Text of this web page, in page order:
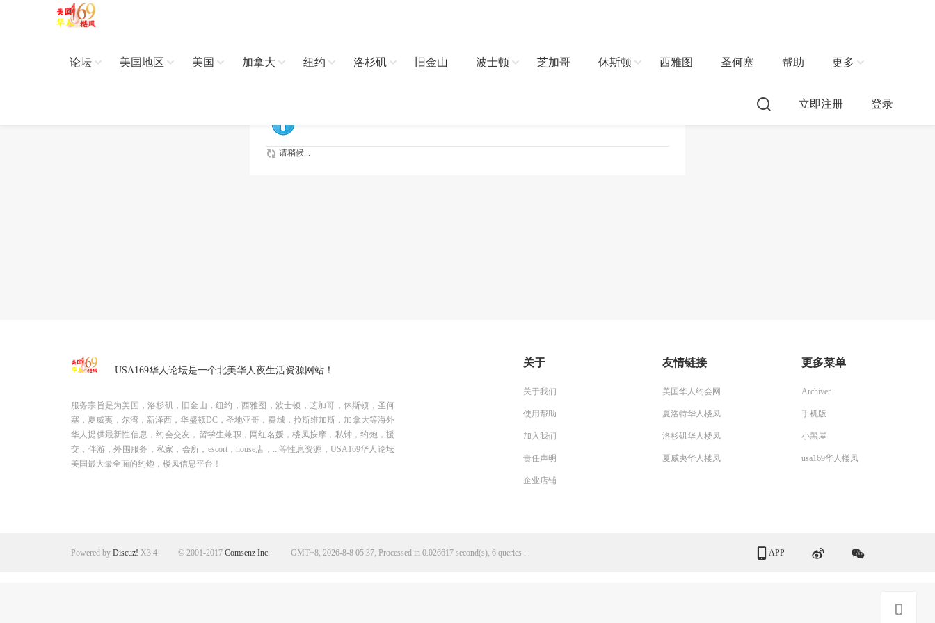
论坛 美国地区 美国 加拿大 纽约 洛杉矶 旧金山 波士顿 芝加哥 休斯顿 西雅图 圣何塞 帮助 更多
立即注册 登录
请稍候...
USA169华人论坛是一个北美华人夜生活资源网站！
服务宗旨是为美国，洛杉矶，旧金山，纽约，西雅图，波士顿，芝加哥，休斯顿，圣何
塞，夏威夷，尔湾，新泽西，华盛顿DC，圣地亚哥，费城，拉斯维加斯，加拿大等海外
华人提供最新性信息，约会交友，留学生兼职，网红名媛，楼凤按摩，私钟，约炮，援
交，伴游，外围服务，私家，会所，escort，house店，...等性息资源，USA169华人论坛
美国最大最全面的约炮，楼凤信息平台！
关于
关于我们
使用帮助
加入我们
责任声明
企业店铺
友情链接
美国华人约会网
夏洛特华人楼凤
洛杉矶华人楼凤
夏威夷华人楼凤
更多菜单
Archiver
手机版
小黑屋
usa169华人楼凤
Powered by Discuz! X3.4 © 2001-2017 Comsenz Inc. GMT+8, 2026-8-8 05:37, Processed in 0.026617 second(s), 6 queries . APP